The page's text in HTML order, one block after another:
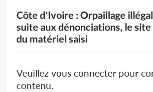
Côte d'Ivoire : Orpaillage
suite aux dénonciations, le
du matériel saisi
Veuillez vous connecter pour
contenu.